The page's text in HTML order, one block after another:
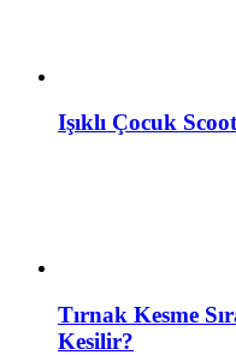
Işıklı Çocuk
Tırnak Kesme
Kesilir?